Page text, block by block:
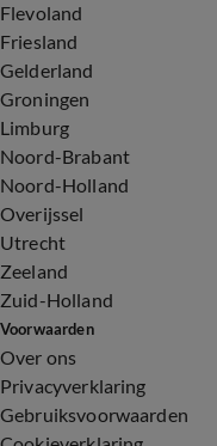
Flevoland
Friesland
Gelderland
Groningen
Limburg
Noord-Brabant
Noord-Holland
Overijssel
Utrecht
Zeeland
Zuid-Holland
Voorwaarden
Over ons
Privacyverklaring
Gebruiksvoorwaarden